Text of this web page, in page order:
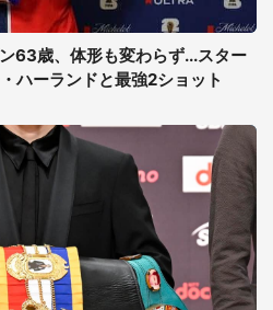
63歳、体形も変わらず...スター
ハーランドと最強2ショット